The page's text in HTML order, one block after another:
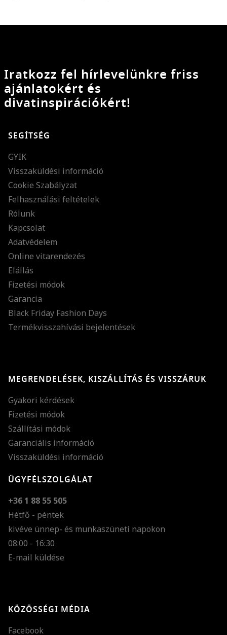
Iratkozz fel hírlevelünkre friss
ajánlatokért és
divatinspirációkért!
SEGÍTSÉG
GYIK
Visszaküldési információ
Cookie Szabályzat
Felhasználási feltételek
Rólunk
Kapcsolat
Adatvédelem
Online vitarendezés
Elállás
Fizetési módok
Garancia
Black Friday Fashion Days
Termékvisszahívási bejelentések
MEGRENDELÉSEK, KISZÁLLÍTÁS ÉS VISSZÁRUK
Gyakori kérdések
Fizetési módok
Szállítási módok
Garanciális információ
Visszaküldési információ
ÜGYFÉLSZOLGÁLAT
+36 1 88 55 505
Hétfő - péntek
kivéve ünnep- és munkaszüneti napokon
08:00 - 16:30
E-mail küldése
KÖZÖSSÉGI MÉDIA
Facebook